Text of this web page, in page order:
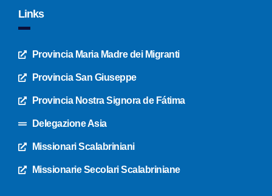
Links
Provincia Maria Madre dei Migranti
Provincia San Giuseppe
Provincia Nostra Signora de Fátima
Delegazione Asia
Missionari Scalabriniani
Missionarie Secolari Scalabriniane